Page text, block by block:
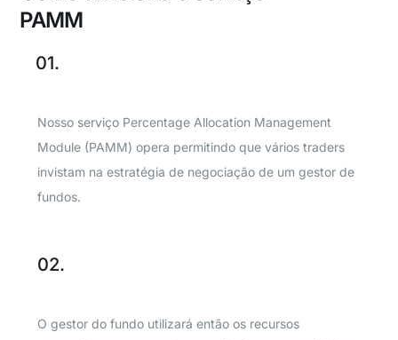
PAMM
01.
Nosso serviço Percentage Allocation Management
Module (PAMM) opera permitindo que vários traders
invistam na estratégia de negociação de um gestor de
fundos.
02.
O gestor do fundo utilizará então os recursos